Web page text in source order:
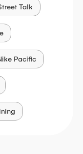
Talk
Pacific